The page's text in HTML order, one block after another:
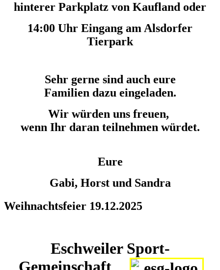
hinterer Parkplatz von Kaufland oder
14:00 Uhr Eingang am Alsdorfer
Tierpark
Sehr gerne sind auch eure
Familien dazu eingeladen.
Wir würden uns freuen,
wenn Ihr daran teilnehmen würdet.
Eure
Gabi, Horst und Sandra
Weihnachtsfeier 19.12.2025
Eschweiler Sport-